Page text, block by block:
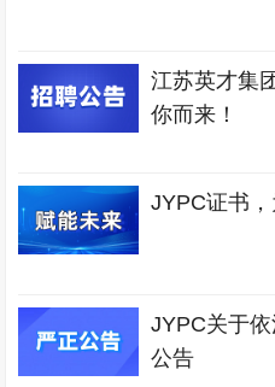
江苏英才集
你而来！
JYPC证书
JYPC关于
公告